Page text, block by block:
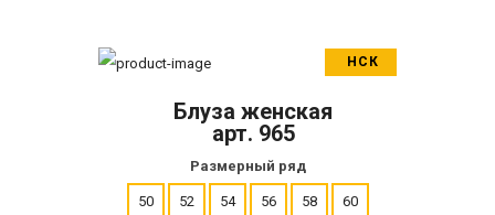
НСК
ПОДРОБНЕЕ
Блуза женская
арт. 965
Размерный ряд
50 52 54 56 58 60